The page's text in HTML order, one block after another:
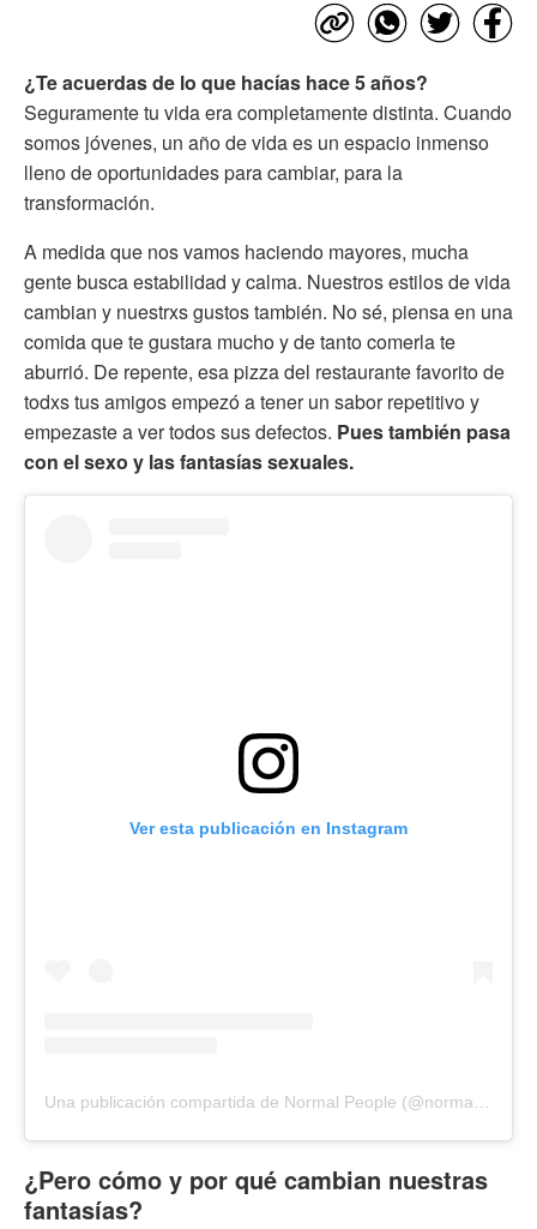
¿Te acuerdas de lo que hacías hace 5 años?
Seguramente tu vida era completamente distinta. Cuando
somos jóvenes, un año de vida es un espacio inmenso
lleno de oportunidades para cambiar, para la
transformación.
A medida que nos vamos haciendo mayores, mucha
gente busca estabilidad y calma. Nuestros estilos de vida
cambian y nuestrxs gustos también. No sé, piensa en una
comida que te gustara mucho y de tanto comerla te
aburrió. De repente, esa pizza del restaurante favorito de
todxs tus amigos empezó a tener un sabor repetitivo y
empezaste a ver todos sus defectos. Pues también pasa
con el sexo y las fantasías sexuales.
Ver esta publicación en Instagram
¿Pero cómo y por qué cambian nuestras
fantasías?